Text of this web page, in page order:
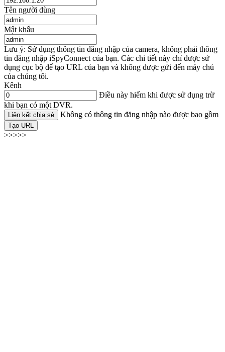
Tên người dùng
Mật khẩu
Lưu ý: Sử dụng thông tin đăng nhập của camera, không phải thông
tin đăng nhập iSpyConnect của bạn. Các chi tiết này chỉ được sử
dụng cục bộ để tạo URL của bạn và không được gửi đến máy chủ
của chúng tôi.
Kênh
Điều này hiếm khi được sử dụng trừ
khi bạn có một DVR.
Liên kết chia sẻ Không có thông tin đăng nhập nào được bao gồm
Tạo URL
>>>>>